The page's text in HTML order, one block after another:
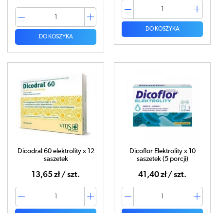
DO KOSZYKA
DO KOSZYKA
Dicodral 60 elektrolity x 12
saszetek
13,65 zł / szt.
Dicoflor Elektrolity x 10
saszetek (5 porcji)
41,40 zł / szt.